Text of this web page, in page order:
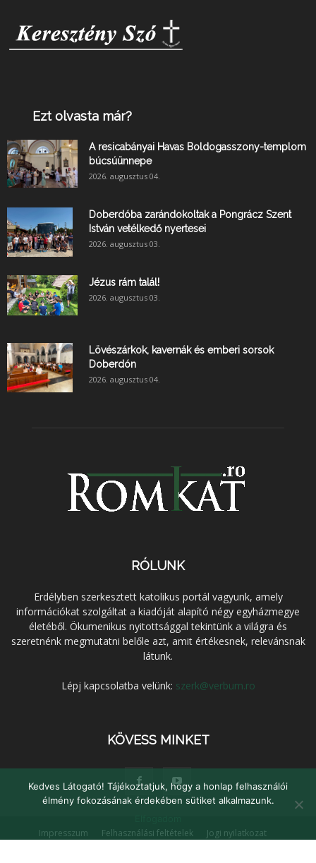
Ezt olvasta már?
A resicabányai Havas Boldogasszony-templom
búcsúünnepe
2026. augusztus 04.
Doberdóba zarándokoltak a Pongrácz Szent
István vetélkedő nyertesei
2026. augusztus 03.
Jézus rám talál!
2026. augusztus 03.
Lövészárkok, kavernák és emberi sorsok
Doberdón
2026. augusztus 04.
RÓLUNK
Erdélyben szerkesztett katolikus portál vagyunk, amely
információkat szolgáltat a kiadóját alapító négy egyházmegye
életéből. Ökumenikus nyitottsággal tekintünk a világra és
szeretnénk megmutatni belőle azt, amit értékesnek, relevánsnak
látunk.
Lépj kapcsolatba velünk: szerk@verbum.ro
KÖVESS MINKET
Impresszum Felhasználási feltételek
Jogi nyilatkozat
Kedves Látogató! Tájékoztatjuk, hogy a honlap felhasználói
élmény fokozásának érdekében sütiket alkalmazunk.